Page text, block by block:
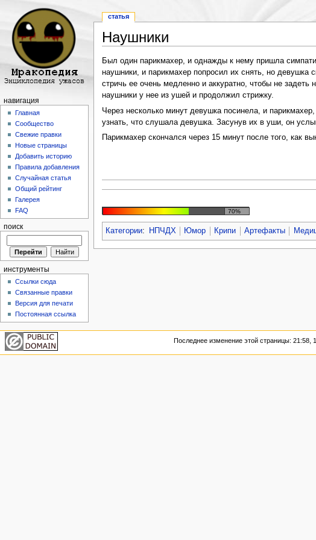
Наушники
Был один парикмахер, и однажды к нему пришла
наушники, и парикмахер попросил их снять, но девушка
стричь ее очень медленно и аккуратно, чтобы не
наушники у нее из ушей и продолжил стрижку.
Через несколько минут девушка посинела, и
узнать, что слушала девушка. Засунув их в уши, он
Парикмахер скончался через 15 минут после того, как
70%
Категории: НПЧДХ Юмор Крипи Артефакты
статья
навигация
Главная
Сообщество
Свежие правки
Новые страницы
Добавить историю
Правила добавления
Случайная статья
Общий рейтинг
Галерея
FAQ
поиск
инструменты
Ссылки сюда
Связанные правки
Версия для печати
Постоянная ссылка
Последнее изменение этой страницы: 21:58,